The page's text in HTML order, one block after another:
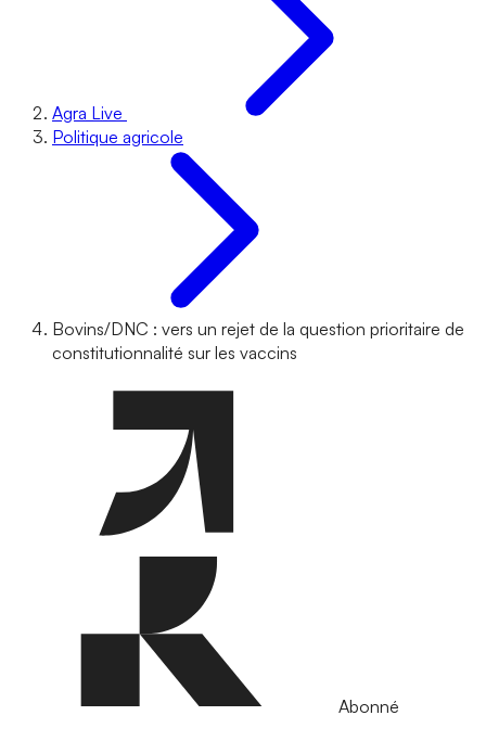
Agra Live
Politique agricole
Bovins/DNC : vers un rejet de la question prioritaire de
constitutionnalité sur les vaccins
Abonné